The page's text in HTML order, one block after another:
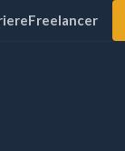
Freelancer